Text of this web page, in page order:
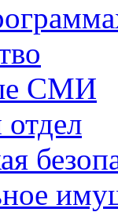
СМИ